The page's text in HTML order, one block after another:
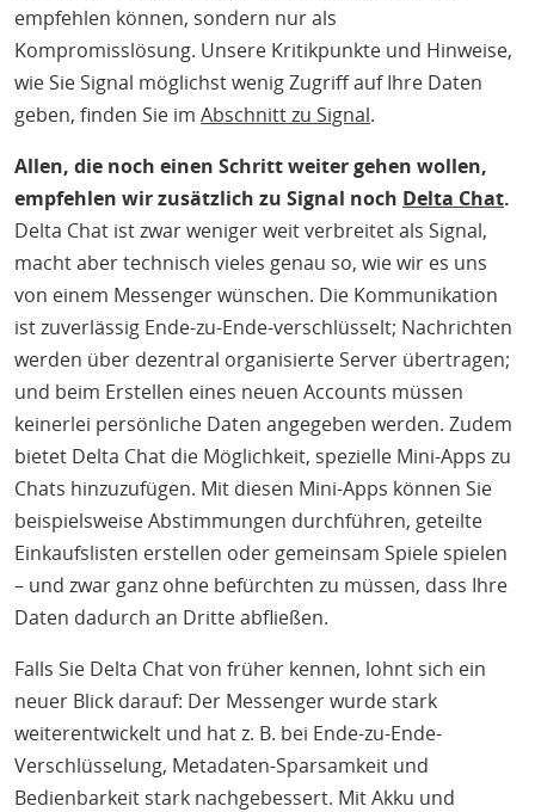
empfehlen können, sondern nur als
Kompromisslösung. Unsere Kritikpunkte und Hinweise,
wie Sie Signal möglichst wenig Zugriff auf Ihre Daten
geben, finden Sie im Abschnitt zu Signal.
Allen, die noch einen Schritt weiter gehen wollen,
empfehlen wir zusätzlich zu Signal noch Delta Chat.
Delta Chat ist zwar weniger weit verbreitet als Signal,
macht aber technisch vieles genau so, wie wir es uns
von einem Messenger wünschen. Die Kommunikation
ist zuverlässig Ende-zu-Ende-verschlüsselt; Nachrichten
werden über dezentral organisierte Server übertragen;
und beim Erstellen eines neuen Accounts müssen
keinerlei persönliche Daten angegeben werden. Zudem
bietet Delta Chat die Möglichkeit, spezielle Mini-Apps zu
Chats hinzuzufügen. Mit diesen Mini-Apps können Sie
beispielsweise Abstimmungen durchführen, geteilte
Einkaufslisten erstellen oder gemeinsam Spiele spielen
– und zwar ganz ohne befürchten zu müssen, dass Ihre
Daten dadurch an Dritte abfließen.
Falls Sie Delta Chat von früher kennen, lohnt sich ein
neuer Blick darauf: Der Messenger wurde stark
weiterentwickelt und hat z. B. bei Ende-zu-Ende-
Verschlüsselung, Metadaten-Sparsamkeit und
Bedienbarkeit stark nachgebessert. Mit Akku und